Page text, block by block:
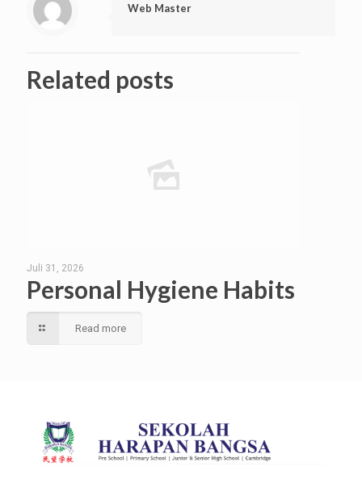
Web Master
Related posts
Juli 31, 2026
Personal Hygiene Habits
Read more